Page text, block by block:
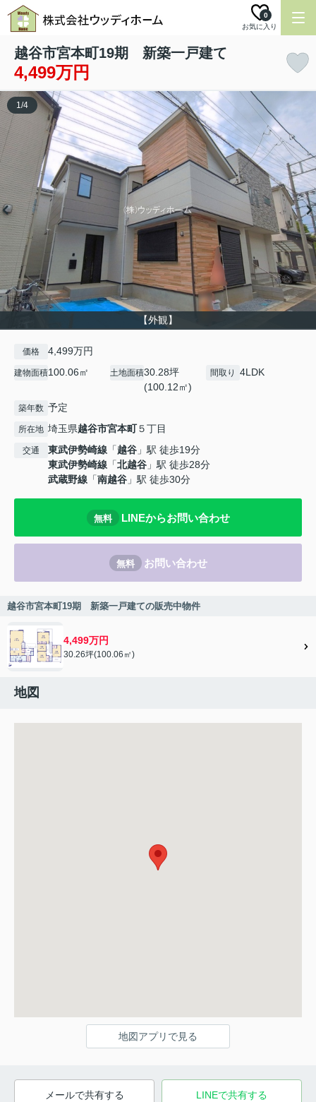
お気に入り
0
越谷市宮本町19期 新築一戸建て
4,499万円
【外観】
1/4
価格 4,499万円
建物面積100.06㎡ 土地面積30.28坪
(100.12㎡)
間取り 4LDK
築年数 予定
所在地 埼玉県越谷市宮本町５丁目
交通 東武伊勢崎線 「越谷 」駅 徒歩19分
東武伊勢崎線 「北越谷 」駅 徒歩28分
武蔵野線 「南越谷 」駅 徒歩30分
無料 LINEからお問い合わせ
無料 お問い合わせ
越谷市宮本町19期 新築一戸建ての販売中物件
4,499万円
30.26坪(100.06㎡)
地図
地図アプリで見る
メールで共有する LINEで共有する